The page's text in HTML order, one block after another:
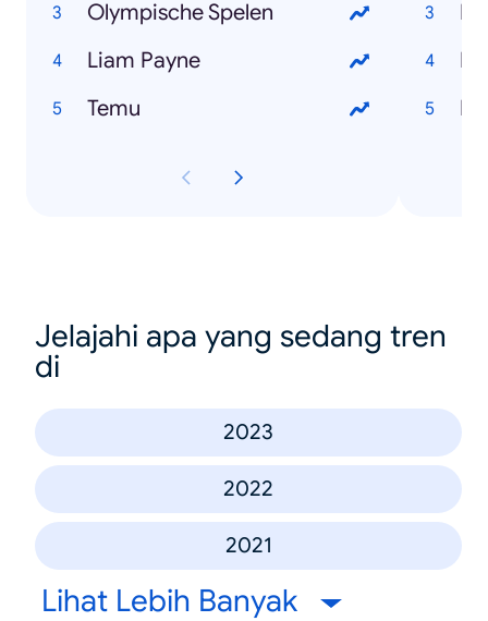
Olympische Spelen
Liam Payne
Temu
P.
Jelajahi apa yang sedang tren
di
2023
2022
2021
Lihat Lebih Banyak